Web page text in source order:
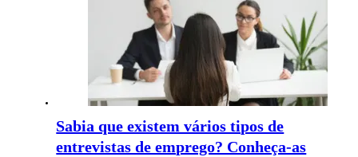
Sabia que existem vários tipos de
entrevistas de emprego? Conheça-as